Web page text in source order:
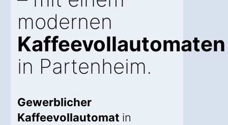
modernen
Kaffeevollautomaten
in Partenheim.
Gewerblicher
Kaffeevollautomat in